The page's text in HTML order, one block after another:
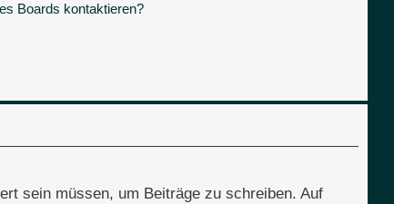
Boards kontaktieren?
sein müssen, um Beiträge zu schreiben. Auf